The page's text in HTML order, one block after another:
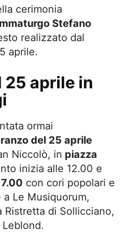
cerimonia
Stefano
realizzato dal
aprile.
25 aprile in
ormai
del 25 aprile
Niccolò, in piazza
inizia alle 12.00 e
con cori popolari e
Le Musiquorum,
Ristretta di Sollicciano,
Leblond.